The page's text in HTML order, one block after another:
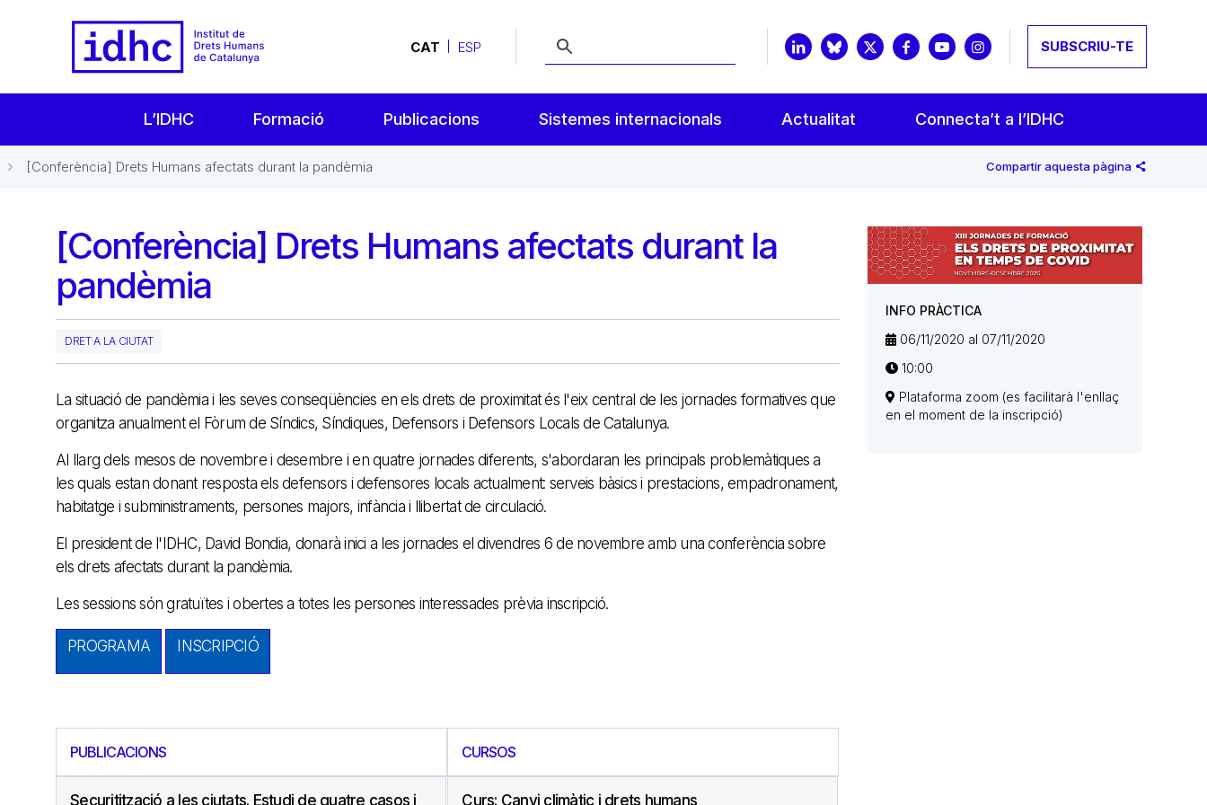
CAT ESP SUBSCRIU-TE
L’IDHC Formació Publicacions Sistemes internacionals Actualitat Connecta’t a l’IDHC
[Conferència] Drets Humans afectats durant la pandèmia Compartir aquesta pàgina
[Conferència] Drets Humans afectats durant la
pandèmia
DRET A LA CIUTAT
La situació de pandèmia i les seves conseqüències en els drets de proximitat és l'eix central de les jornades formatives que
organitza anualment el Fòrum de Síndics, Síndiques, Defensors i Defensors Locals de Catalunya.
Al llarg dels mesos de novembre i desembre i en quatre jornades diferents, s'abordaran les principals problemàtiques a
les quals estan donant resposta els defensors i defensores locals actualment: serveis bàsics i prestacions, empadronament,
habitatge i subministraments, persones majors, infància i llibertat de circulació.
El president de l'IDHC, David Bondia, donarà inici a les jornades el divendres 6 de novembre amb una conferència sobre
els drets afectats durant la pandèmia.
Les sessions són gratuïtes i obertes a totes les persones interessades prèvia inscripció.
PROGRAMA INSCRIPCIÓ
PUBLICACIONS
Securitització a les ciutats. Estudi de quatre casos i
CURSOS
Curs: Canvi climàtic i drets humans
INFO PRÀCTICA
06/11/2020 al 07/11/2020
10:00
Plataforma zoom (es facilitarà l'enllaç
en el moment de la inscripció)